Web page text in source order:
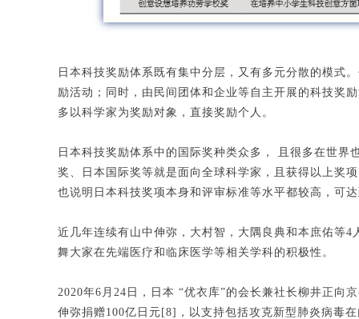
日本科技奖励体系既有集中分层，又有多元分散的模式
励活动；同时，由民间团体和企业等自主开展的科技奖
多以科学家为奖励对象，直接奖励个人。
日本科技奖励体系中的国际奖种类众多， 且很多在世界
奖、日本国际奖等就是面向全球科学家，且获得以上奖
也说明日本科技奖项本身和评审标准等水平都较高，可
近几年连续有山中伸弥，大村智，大隅良典和本庶佑等
舞大家在先端医疗和临床医学等相关学科的积极性。
2020年6月24日，日本 “优衣库”的会长兼社长柳井正向
伸弥捐赠100亿日元[8]，以支持包括攻克新型肺炎病毒